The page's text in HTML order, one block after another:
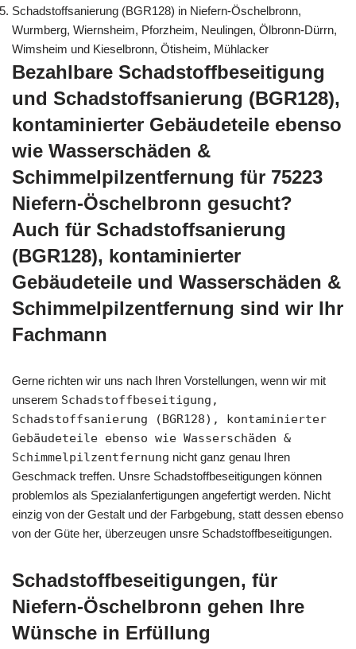
Schadstoffsanierung (BGR128) in Niefern-Öschelbronn,
Wurmberg, Wiernsheim, Pforzheim, Neulingen, Ölbronn-Dürrn,
Wimsheim und Kieselbronn, Ötisheim, Mühlacker
Bezahlbare Schadstoffbeseitigung
und Schadstoffsanierung (BGR128),
kontaminierter Gebäudeteile ebenso
wie Wasserschäden &
Schimmelpilzentfernung für 75223
Niefern-Öschelbronn gesucht?
Auch für Schadstoffsanierung
(BGR128), kontaminierter
Gebäudeteile und Wasserschäden &
Schimmelpilzentfernung sind wir Ihr
Fachmann
Gerne richten wir uns nach Ihren Vorstellungen, wenn wir mit
unserem Schadstoffbeseitigung,
Schadstoffsanierung (BGR128), kontaminierter
Gebäudeteile ebenso wie Wasserschäden &
Schimmelpilzentfernung nicht ganz genau Ihren
Geschmack treffen. Unsre Schadstoffbeseitigungen können
problemlos als Spezialanfertigungen angefertigt werden. Nicht
einzig von der Gestalt und der Farbgebung, statt dessen ebenso
von der Güte her, überzeugen unsre Schadstoffbeseitigungen.
Schadstoffbeseitigungen, für
Niefern-Öschelbronn gehen Ihre
Wünsche in Erfüllung